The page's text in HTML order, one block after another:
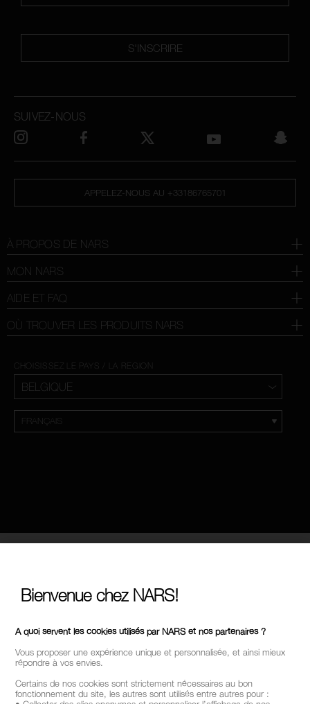
S'INSCRIRE
APPELEZ-NOUS AU +33186765701
À PROPOS DE NARS
MON NARS
AIDE ET FAQ
OÙ TROUVER LES PRODUITS NARS
SUIVEZ-NOUS
CHOISISSEZ LE PAYS / LA REGION
Bienvenue chez NARS!
A quoi servent les cookies utilisés par NARS et nos partenaires ?
Vous proposer une expérience unique et personnalisée, et ainsi mieux
répondre à vos envies.
Certains de nos cookies sont strictement nécessaires au bon
fonctionnement du site, les autres sont utilisés entre autres pour :